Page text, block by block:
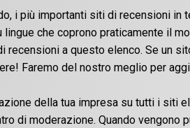
i più importanti siti di recensioni in
che coprono praticamente il
recensioni a questo elenco. Se un
Faremo del nostro meglio per
della tua impresa su tutti i siti
di moderazione. Quando vengono